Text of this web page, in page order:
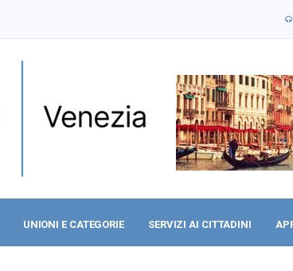
UNIONI E CATEGORIE SERVIZI AI CITTADINI